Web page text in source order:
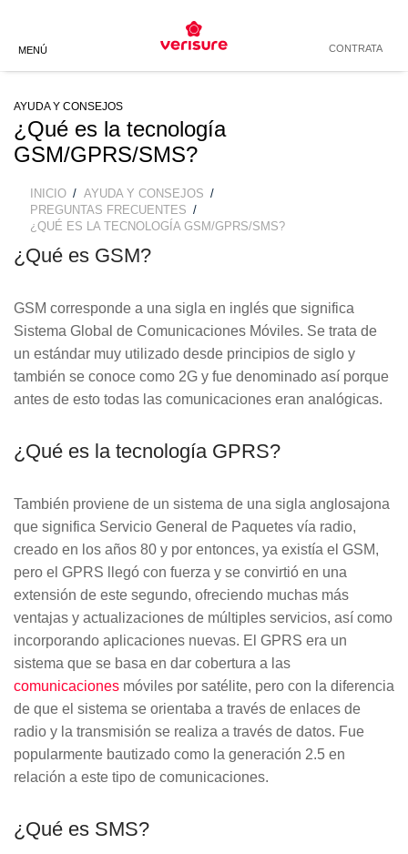
MENÚ CONTRATA
ALARMAS PARA
DEPARTAMENTOS
ALARMAS PARA
CONDOMINIOS
ALARMA PARA CASA
ALARMAS PARA TI
ADULTOS MAYORES
ADOLESCENTES
ALARMAS PARA NIÑOS
ALARMA PARA MASCOTAS
ALARMA ANTI OKUPA
ALARMAS PARA OFICINAS
ALARMAS PARA TIENDAS
ALARMAS PARA
ALARMAS PARA LOCALES
ALARMA ANTI-SABOTAJE
SENTINEL
ZEROVISION
PANEL DE CONTROL
KIT DE ALARMA PARA CASA
SIRENA POTENTE
CÁMARAS DE SEGURIDAD
CÁMARA DE SEGURIDAD
EXTERIOR
CÁMARA DE SEGURIDAD
INTERIOR
CONTROL DE ACCESOS
MY VERISURE
GUARDIÁN VERISURE
INSTALACIÓN DE ALARMAS
ALARMA CONECTADA A
ALARMAS PARA VENTANAS
Y PUERTAS
BOTÓN DE PÁNICO
OTROS SERVICIOS
CALCULA EL PRECIO DE TU
ALARMA
CONTROL DE ACCESO
SERVICIO CONFÍA
CONSEJOS DE SEGURIDAD
BLOG CONSEJOS DE
SEGURIDAD
ATENCIÓN AL CLIENTE
TELÉFONO VERISURE
TRABAJA CON NOSOTROS
¿QUÉ OPINAN NUESTROS
LA MEJOR ALARMA
NUESTRO GRUPO
HISTORIA
EMPRESAS DE SEGURIDAD
AVISO DE PRIVACIDAD
AYUDA Y CONSEJOS
¿Qué es la tecnología
GSM/GPRS/SMS?
BREADCRUMB
INICIO
AYUDA Y CONSEJOS
PREGUNTAS FRECUENTES
¿QUÉ ES LA TECNOLOGÍA GSM/GPRS/SMS?
¿Qué es GSM?
GSM corresponde a una sigla en inglés que significa
Sistema Global de Comunicaciones Móviles. Se trata de
un estándar muy utilizado desde principios de siglo y
también se conoce como 2G y fue denominado así porque
antes de esto todas las comunicaciones eran analógicas.
¿Qué es la tecnología GPRS?
También proviene de un sistema de una sigla anglosajona
que significa Servicio General de Paquetes vía radio,
creado en los años 80 y por entonces, ya existía el GSM,
pero el GPRS llegó con fuerza y se convirtió en una
extensión de este segundo, ofreciendo muchas más
ventajas y actualizaciones de múltiples servicios, así como
incorporando aplicaciones nuevas. El GPRS era un
sistema que se basa en dar cobertura a las
comunicaciones móviles por satélite, pero con la diferencia
de que el sistema se orientaba a través de enlaces de
radio y la transmisión se realiza a través de datos. Fue
popularmente bautizado como la generación 2.5 en
relación a este tipo de comunicaciones.
¿Qué es SMS?